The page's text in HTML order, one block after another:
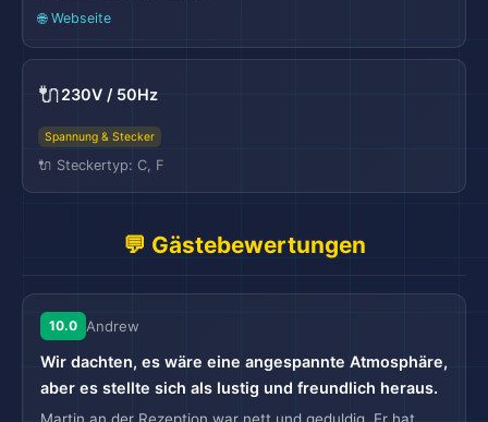
🌐 Webseite
🔌230V / 50Hz
Spannung & Stecker
🔌 Steckertyp: C, F
💬 Gästebewertungen
10.0 Andrew
Wir dachten, es wäre eine angespannte Atmosphäre,
aber es stellte sich als lustig und freundlich heraus.